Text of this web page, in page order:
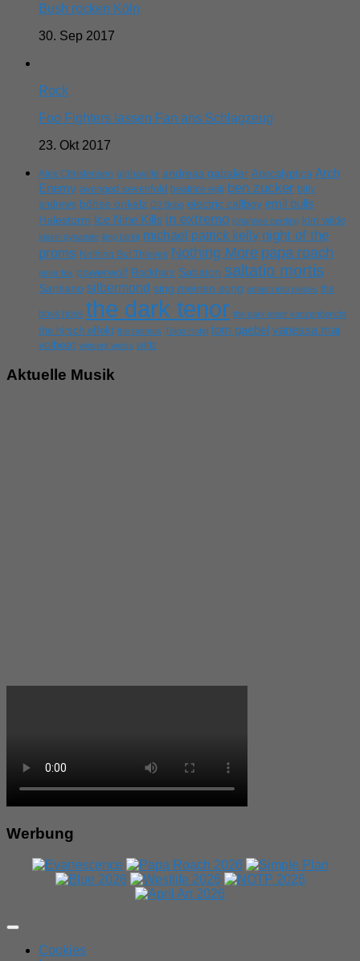
Bush rocken Köln
30. Sep 2017
Rock
Foo Fighters lassen Fan ans Schlagzeug
23. Okt 2017
Alex Christensen alphaville andreas gabalier Apocalyptica Arch
Enemy avenged sevenfold beatrice egli ben zucker billy
andrews böhse onkelz DJ Bobo electric callboy emil bulls
Halestorm Ice Nine Kills in extremo johannes oerding kim wilde
kissin dynamite limp bizkit michael patrick kelly night of the
proms Nothing But Thieves Nothing More papa roach
peter fox powerwolf Rockharz Sabaton saltatio mortis
Santiano silbermond sing meinen song smash into pieces the
boss hoss the dark tenor the dark tenor konzertbericht
the hirsch effekt the rasmus Tokio Hotel tom gaebel vanessa mai
volbeat wincent weiss wirtz
Aktuelle Musik
Werbung
Expand
Cookies